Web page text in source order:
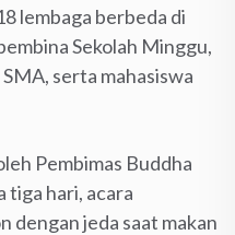
lembaga berbeda di
Sekolah Minggu,
serta mahasiswa
Pembimas Buddha
tiga hari, acara
dengan jeda saat makan